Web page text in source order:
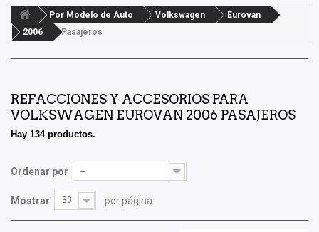
Por Modelo de Auto Volkswagen
Eurovan
2006
Pasajeros
REFACCIONES Y ACCESORIOS PARA
VOLKSWAGEN EUROVAN 2006 PASAJEROS
Hay 134 productos.
Ordenar por --
Mostrar 30 por página